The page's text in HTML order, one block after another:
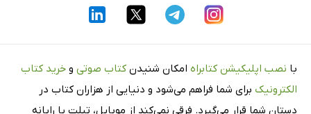
با نصب اپلیکیشن کتابراه امکان شنیدن کتاب صوتی و خرید کتاب
الکترونیک برای شما فراهم می‌شود و دنیایی از هزاران کتاب در
دستان شما قرار می‌گیرد. فرقی نمی‌کند از موبایل، تبلت یا رایانه